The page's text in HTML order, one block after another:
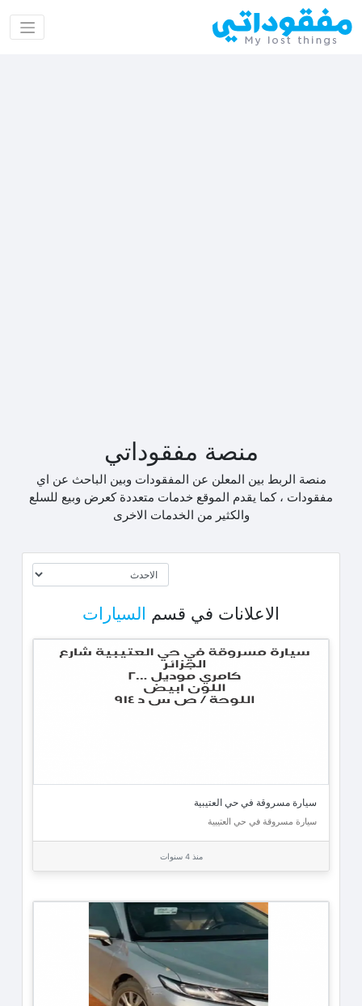
منصة مفقوداتي
منصة الربط بين المعلن عن المفقودات وبين الباحث عن اي
مفقودات ، كما يقدم الموقع خدمات متعددة كعرض وبيع للسلع
والكثير من الخدمات الاخرى
الاعلانات في قسم السيارات
سيارة مسروقة في حي العتيبية
سيارة مسروقة في حي العتيبية
منذ 4 سنوات